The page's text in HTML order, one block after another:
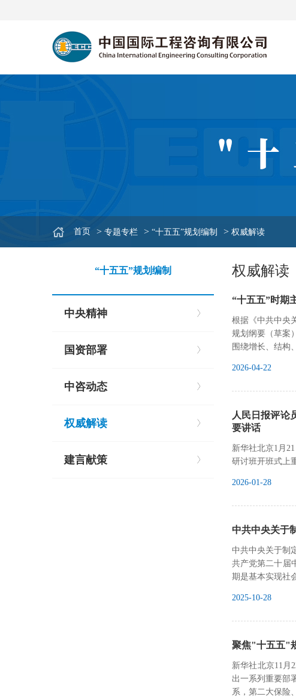
首页 > 专题专栏 > “十五五”规划编制 > 权威解读
“十五五”规划编制
中央精神
国资部署
中咨动态
权威解读
建言献策
权威解读
“十五五”时期
根据《中共中央
规划纲要（草案
围绕增长、结构
2026-04-22
人民日报评论
要讲话
新华社北京1月
研讨班开班式上
2026-01-28
中共中央关于
中共中央关于制
共产党第二十届
期是基本实现社
2025-10-28
聚焦"十五五"
新华社北京11月
出一系列重要部
系，第二大保险